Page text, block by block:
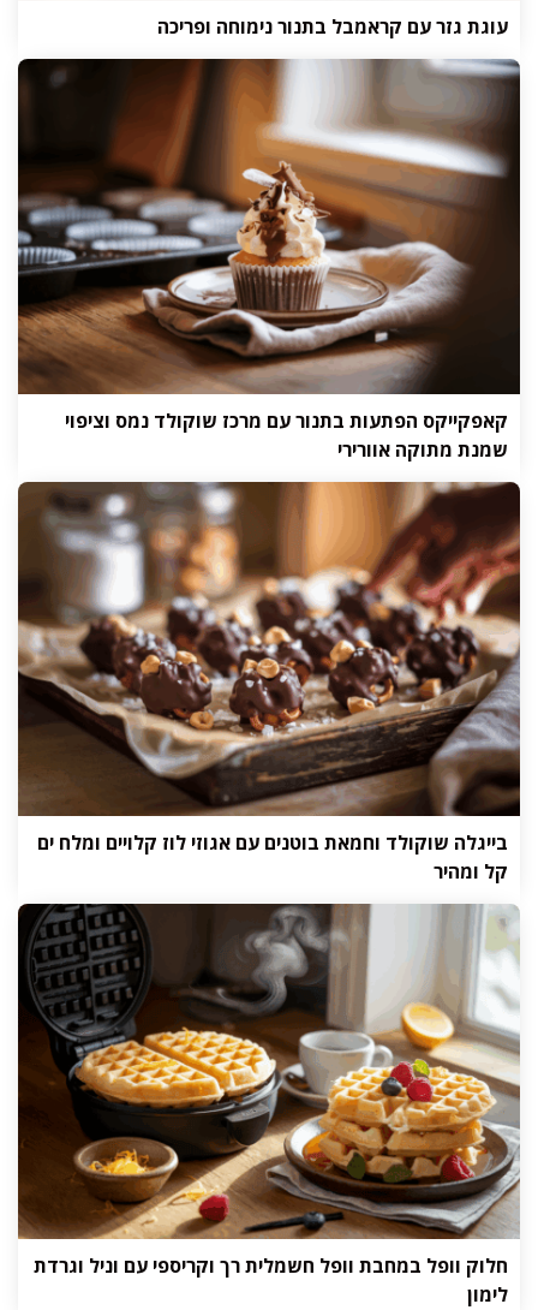
עוגת גזר עם קראמבל בתנור נימוחה ופריכה
קאפקייקס הפתעות בתנור עם מרכז שוקולד נמס וציפוי
שמנת מתוקה אוורירי
בייגלה שוקולד וחמאת בוטנים עם אגוזי לוז קלויים ומלח ים
קל ומהיר
חלוק וופל במחבת וופל חשמלית רך וקריספי עם וניל וגרדת
לימון